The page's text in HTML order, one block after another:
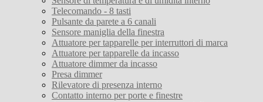
Telecomando - 8 tasti
Pulsante da parete a 6 canali
Sensore maniglia della finestra
Attuatore per tapparelle per interruttori di marca
Attuatore per tapparelle da incasso
Attuatore dimmer da incasso
Presa dimmer
Rilevatore di presenza interno
Contatto interno per porte e finestre